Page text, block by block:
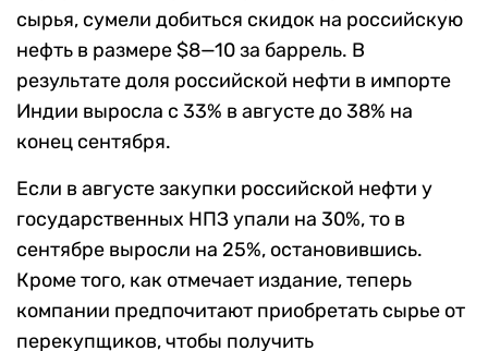
сырья, сумели добиться скидок на российскую
нефть в размере $8—10 за баррель. В
результате доля российской нефти в импорте
Индии выросла с 33% в августе до 38% на
конец сентября.
Если в августе закупки российской нефти у
государственных НПЗ упали на 30%, то в
сентябре выросли на 25%, остановившись.
Кроме того, как отмечает издание, теперь
компании предпочитают приобретать сырье от
перекупщиков, чтобы получить